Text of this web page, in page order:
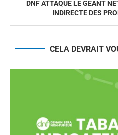
DNF ATTAQUE LE GÉANT
INDIRECTE DES
CELA DEVRAIT